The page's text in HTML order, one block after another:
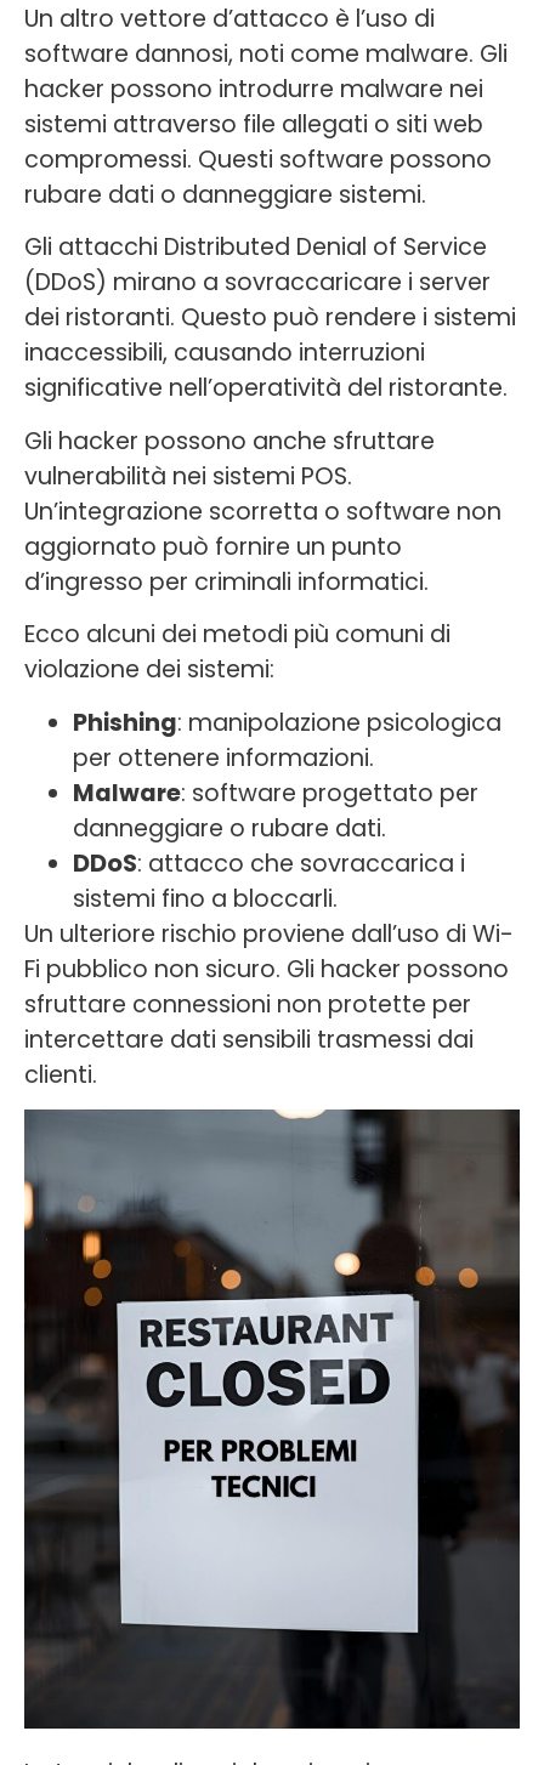
Un altro vettore d’attacco è l’uso di
software dannosi, noti come malware. Gli
hacker possono introdurre malware nei
sistemi attraverso file allegati o siti web
compromessi. Questi software possono
rubare dati o danneggiare sistemi.
Gli attacchi Distributed Denial of Service
(DDoS) mirano a sovraccaricare i server
dei ristoranti. Questo può rendere i sistemi
inaccessibili, causando interruzioni
significative nell’operatività del ristorante.
Gli hacker possono anche sfruttare
vulnerabilità nei sistemi POS.
Un’integrazione scorretta o software non
aggiornato può fornire un punto
d’ingresso per criminali informatici.
Ecco alcuni dei metodi più comuni di
violazione dei sistemi:
Phishing: manipolazione psicologica
per ottenere informazioni.
Malware: software progettato per
danneggiare o rubare dati.
DDoS: attacco che sovraccarica i
sistemi fino a bloccarli.
Un ulteriore rischio proviene dall’uso di Wi-
Fi pubblico non sicuro. Gli hacker possono
sfruttare connessioni non protette per
intercettare dati sensibili trasmessi dai
clienti.